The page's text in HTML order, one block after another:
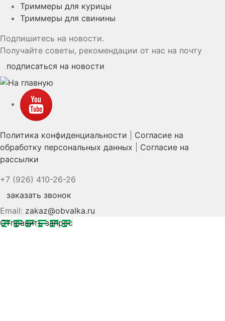
Триммеры для курицы
Триммеры для свинины
Подпишитесь на новости.
Получайте советы, рекомендации от нас на почту
подписаться на новости
Политика конфиденциальности
Согласие на
обработку персональных данных
Согласие на
рассылки
+7 (926) 410-26-26
заказать звонок
Email: zakaz@obvalka.ru
Отправить запрос